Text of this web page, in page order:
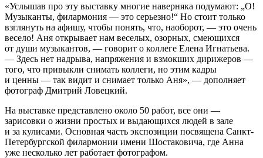
«Услышав про эту выставку многие наверняка подумают: „О!
Музыканты, филармония — это серьезно!“ Но стоит только
взглянуть на афишу, чтобы понять, что, наоборот, — это очень
весело! Аня открывает нам веселых, озорных, смеющихся
от души музыкантов, — говорит о коллеге Елена Игнатьева.
— Здесь нет надрыва, напряжения и взмокших дирижеров —
того, что привыкли снимать коллеги, но этим кадры
и ценны — так видит и снимает только Аня», — дополняет
фотограф Дмитрий Ловецкий.
На выставке представлено около 50 работ, все они —
зарисовки о жизни простых и выдающихся людей в зале
и за кулисами. Основная часть экспозиции посвящена Санкт-
Петербургской филармонии имени Шостаковича, где Анна
уже несколько лет работает фотографом.